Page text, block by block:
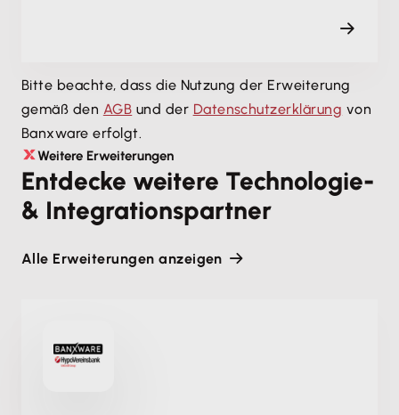
Bitte beachte, dass die Nutzung der Erweiterung
gemäß den AGB und der Datenschutzerklärung von
Banxware erfolgt.
Weitere Erweiterungen
Entdecke weitere Technologie-
& Integrationspartner
Alle Erweiterungen anzeigen